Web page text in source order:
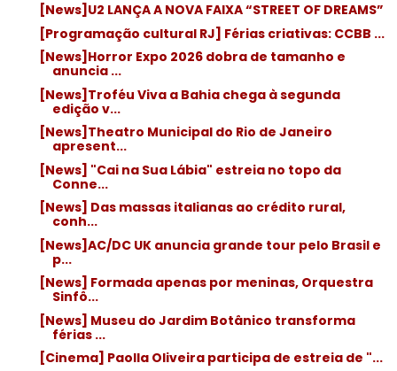
[News]U2 LANÇA A NOVA FAIXA “STREET OF DREAMS”
[Programação cultural RJ] Férias criativas: CCBB ...
[News]Horror Expo 2026 dobra de tamanho e
anuncia ...
[News]Troféu Viva a Bahia chega à segunda
edição v...
[News]Theatro Municipal do Rio de Janeiro
apresent...
[News] "Cai na Sua Lábia" estreia no topo da
Conne...
[News] Das massas italianas ao crédito rural,
conh...
[News]AC/DC UK anuncia grande tour pelo Brasil e
p...
[News] Formada apenas por meninas, Orquestra
Sinfô...
[News] Museu do Jardim Botânico transforma
férias ...
[Cinema] Paolla Oliveira participa de estreia de "...